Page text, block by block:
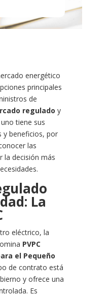
energético
principales
de
regulado y
uno tiene sus
y beneficios, por
las
la decisión más
La
eléctrico, la
PVPC
el Pequeño
de contrato está
y ofrece una
Es